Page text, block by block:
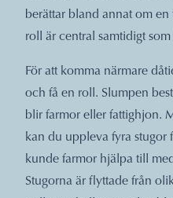
berättar bland annat om
roll är central samtidigt
För att komma närmare
och få en roll. Slumpen
blir farmor eller fattighjon.
kan du uppleva fyra stugor
kunde farmor hjälpa till
Stugorna är flyttade från